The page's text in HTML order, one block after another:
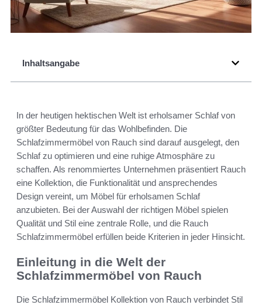
Inhaltsangabe
In der heutigen hektischen Welt ist erholsamer Schlaf von
größter Bedeutung für das Wohlbefinden. Die
Schlafzimmermöbel von Rauch sind darauf ausgelegt, den
Schlaf zu optimieren und eine ruhige Atmosphäre zu
schaffen. Als renommiertes Unternehmen präsentiert Rauch
eine Kollektion, die Funktionalität und ansprechendes
Design vereint, um Möbel für erholsamen Schlaf
anzubieten. Bei der Auswahl der richtigen Möbel spielen
Qualität und Stil eine zentrale Rolle, und die Rauch
Schlafzimmermöbel erfüllen beide Kriterien in jeder Hinsicht.
Einleitung in die Welt der
Schlafzimmermöbel von Rauch
Die Schlafzimmermöbel Kollektion von Rauch verbindet Stil